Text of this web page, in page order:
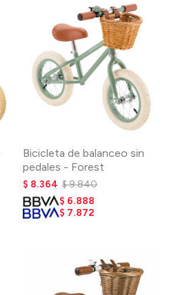
Bicicleta de balanceo sin
pedales - Forest
$ 8.364 $9.840
$ 6.888
$ 7.872